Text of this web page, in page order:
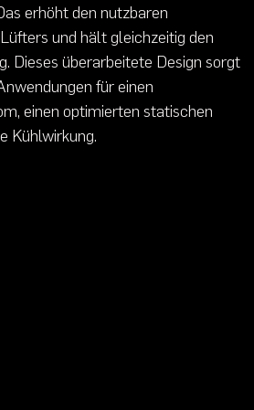
erhöht den nutzbaren
und hält gleichzeitig den
Dieses überarbeitete Design sorgt
für einen
einen optimierten statischen
Kühlwirkung.